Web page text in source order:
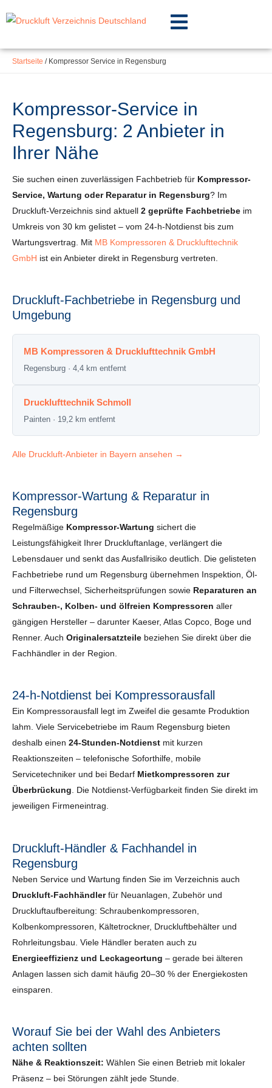
springen
Inhalt
Startseite / Kompressor Service in Regensburg
Kompressor-Service in
Regensburg: 2 Anbieter in
Ihrer Nähe
Sie suchen einen zuverlässigen Fachbetrieb für Kompressor-
Service, Wartung oder Reparatur in Regensburg? Im
Druckluft-Verzeichnis sind aktuell 2 geprüfte Fachbetriebe im
Umkreis von 30 km gelistet – vom 24-h-Notdienst bis zum
Wartungsvertrag. Mit MB Kompressoren & Drucklufttechnik
GmbH ist ein Anbieter direkt in Regensburg vertreten.
Druckluft-Fachbetriebe in Regensburg und
Umgebung
MB Kompressoren & Drucklufttechnik GmbH
Regensburg · 4,4 km entfernt
Drucklufttechnik Schmoll
Painten · 19,2 km entfernt
Alle Druckluft-Anbieter in Bayern ansehen →
Kompressor-Wartung & Reparatur in
Regensburg
Regelmäßige Kompressor-Wartung sichert die
Leistungsfähigkeit Ihrer Druckluftanlage, verlängert die
Lebensdauer und senkt das Ausfallrisiko deutlich. Die gelisteten
Fachbetriebe rund um Regensburg übernehmen Inspektion, Öl-
und Filterwechsel, Sicherheits­prüfungen sowie Reparaturen an
Schrauben-, Kolben- und ölfreien Kompressoren aller
gängigen Hersteller – darunter Kaeser, Atlas Copco, Boge und
Renner. Auch Originalersatzteile beziehen Sie direkt über die
Fachhändler in der Region.
24-h-Notdienst bei Kompressorausfall
Ein Kompressorausfall legt im Zweifel die gesamte Produktion
lahm. Viele Servicebetriebe im Raum Regensburg bieten
deshalb einen 24-Stunden-Notdienst mit kurzen
Reaktionszeiten – telefonische Soforthilfe, mobile
Servicetechniker und bei Bedarf Mietkompressoren zur
Überbrückung. Die Notdienst-Verfügbarkeit finden Sie direkt im
jeweiligen Firmeneintrag.
Druckluft-Händler & Fachhandel in
Regensburg
Neben Service und Wartung finden Sie im Verzeichnis auch
Druckluft-Fachhändlerfür Neuanlagen, Zubehör und
Druckluftaufbereitung: Schraubenkompressoren,
Kolbenkompressoren, Kältetrockner, Druckluftbehälter und
Rohrleitungsbau. Viele Händler beraten auch zu
Energieeffizienz und Leckageortung – gerade bei älteren
Anlagen lassen sich damit häufig 20–30 % der Energiekosten
einsparen.
Worauf Sie bei der Wahl des Anbieters
achten sollten
Nähe & Reaktionszeit: Wählen Sie einen Betrieb mit lokaler
Präsenz – bei Störungen zählt jede Stunde.